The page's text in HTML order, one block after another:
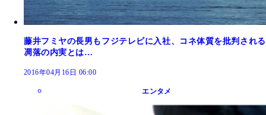
藤井フミヤの長男もフジテレビに入社、コネ体質を批判される
凋落の内実とは…
2016年04月16日 06:00
エンタメ